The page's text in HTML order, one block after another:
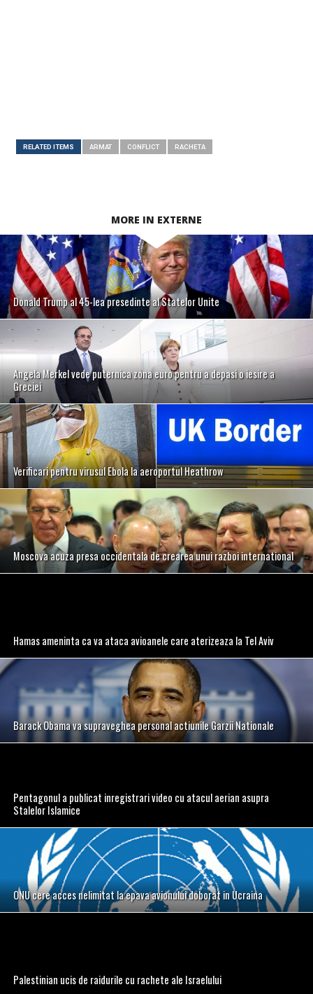
RELATED ITEMS ARMAT CONFLICT RACHETA
MORE IN EXTERNE
Donald Trump al 45-lea presedinte al Statelor Unite
Angela Merkel vede puternica zona euro pentru a depasi o iesire a
Greciei
Verificari pentru virusul Ebola la aeroportul Heathrow
Moscova acuza presa occidentala de crearea unui razboi international
Hamas ameninta ca va ataca avioanele care aterizeaza la Tel Aviv
Barack Obama va supraveghea personal actiunile Garzii Nationale
Pentagonul a publicat inregistrari video cu atacul aerian asupra
Stalelor Islamice
ONU cere acces nelimitat la epava avionului doborat in Ucraina
Palestinian ucis de raidurile cu rachete ale Israelului